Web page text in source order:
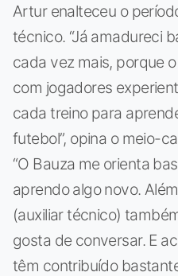
Artur enalteceu o
técnico. “Já amadureci
cada vez mais, porque
com jogadores
cada treino para
futebol”, opina o meio-
“O Bauza me orienta
aprendo algo novo.
(auxiliar técnico)
gosta de conversar. E
têm contribuído